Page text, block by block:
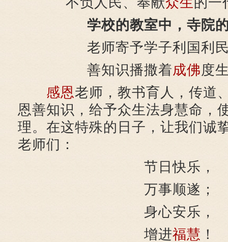
学校的教室中，寺院
老师寄予学子利国利
善知识播撒着成佛度
感恩老师，教书育人，传道
恩善知识，给予众生法身慧命，
理。在这特殊的日子，让我们诚
老师们：
节日快乐，
万事顺遂；
身心安乐，
增进福慧 ！